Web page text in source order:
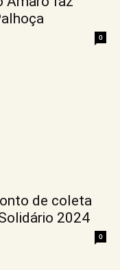
0
de coleta
2024
0